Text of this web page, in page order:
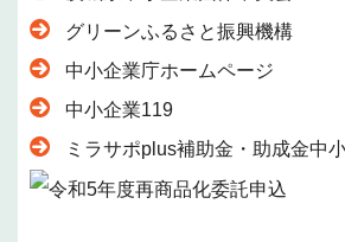
グリーンふるさと振興機構
中小企業庁ホームページ
中小企業119
ミラサポplus補助金・助成金中